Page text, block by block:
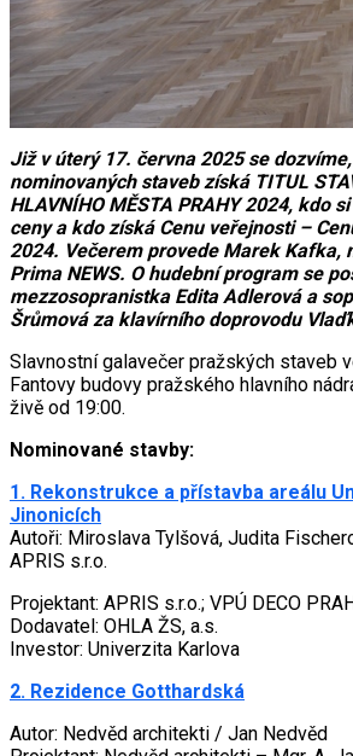
Již v úterý 17. června 2025 se
nominovaných staveb získá TITUL
HLAVNÍHO MĚSTA PRAHY 2024, kdo
ceny a kdo získá Cenu veřejnosti –
2024. Večerem provede Marek Kafka,
Prima NEWS. O hudební program se
mezzosopranistka Edita Adlerová a
Šrůmová za klavírního doprovodu
Slavnostní galavečer pražských staveb
Fantovy budovy pražského hlavního
živě od 19:00.
Nominované stavby:
1. Rekonstrukce a přístavba areálu
Jinonicích
Autoři: Miroslava Tylšová, Judita
APRIS s.r.o.
Projektant: APRIS s.r.o.; VPÚ DECO
Dodavatel: OHLA ŽS, a.s.
Investor: Univerzita Karlova
2. Rezidence Gotthardská
Autor: Nedvěd architekti / Jan Nedvěd